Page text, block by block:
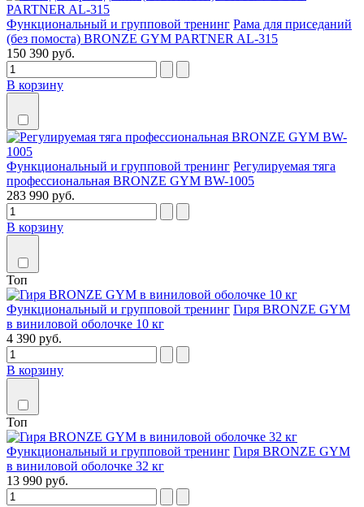
Функциональный и групповой тренинг Рама для приседаний
(без помоста) BRONZE GYM PARTNER AL-315
150 390 руб.
В корзину
Функциональный и групповой тренинг Регулируемая тяга
профессиональная BRONZE GYM BW-1005
283 990 руб.
В корзину
Топ
Функциональный и групповой тренинг Гиря BRONZE GYM
в виниловой оболочке 10 кг
4 390 руб.
В корзину
Топ
Функциональный и групповой тренинг Гиря BRONZE GYM
в виниловой оболочке 32 кг
13 990 руб.